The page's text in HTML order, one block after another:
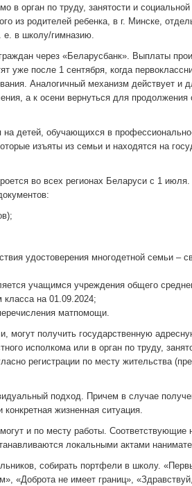
в орган по труду, занятости и
из родителей ребенка, в г. Минске,
е. в школу/гимназию.
через «Беларусбанк». Выплаты
уже после 1 сентября, когда
Аналогичный механизм действует и
а к осени вернуться для продолжения
детей, обучающихся в
изъяты из семьи и находятся на
во всех регионах Беларуси с 1
удостоверения многодетной семьи –
учащимся учреждения общего
класса на 01.09.2024;
матпомощи.
могут получить государственную
исполкома или в орган по труду,
регистрации по месту жительства
подход. Причем в случае
жизненная ситуация.
и по месту работы. Соответствующие
локальными актами
собирать портфели в школу.
«Доброта не имеет границ»,